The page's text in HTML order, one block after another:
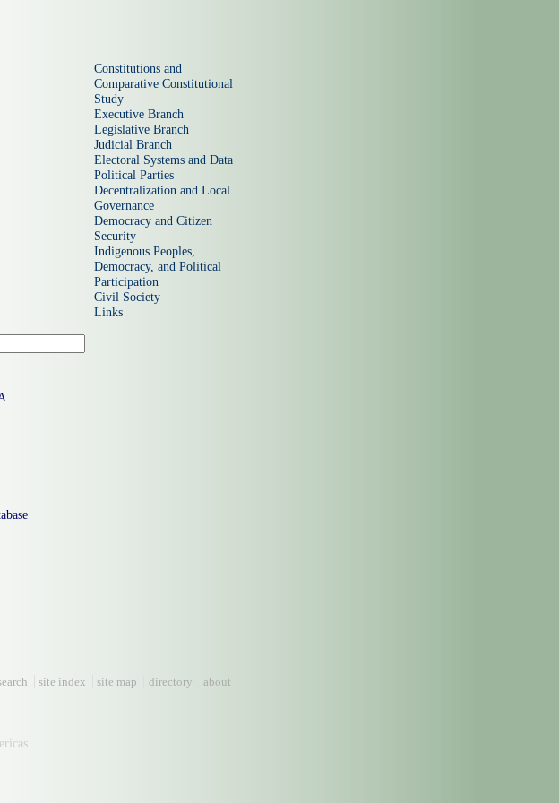
Constitutions and
Comparative Constitutional
Study
Executive Branch
Legislative Branch
Judicial Branch
Electoral Systems and Data
Political Parties
Decentralization and Local
Governance
Democracy and Citizen
Security
Indigenous Peoples,
Democracy, and Political
Participation
Civil Society
Links
site index site map directory about